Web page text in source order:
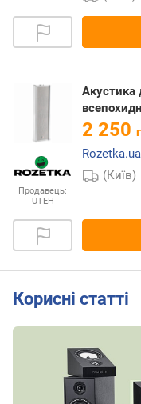
Продавець:
UTEH
Акустика
2 250
Rozetka.ua
(Київ)
Корисні статті